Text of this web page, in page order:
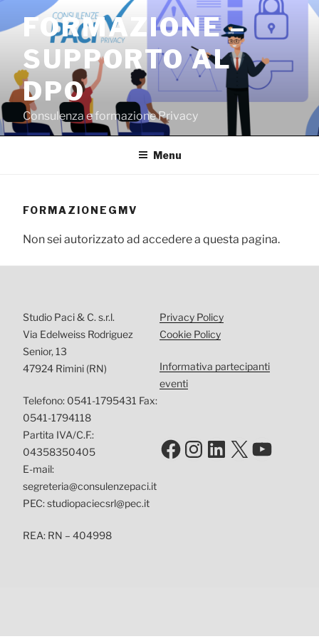
contenuto
FORMAZIONE –
SUPPORTO AL
DPO
Consulenza e formazione Privacy
Menu
FORMAZIONEGMV
Non sei autorizzato ad accedere a questa pagina.
Studio Paci & C. s.r.l.
Via Edelweiss Rodriguez
Senior, 13
47924 Rimini (RN)
Telefono: 0541-1795431 Fax:
0541-1794118
Partita IVA/C.F.:
04358350405
E-mail:
segreteria@consulenzepaci.it
PEC: studiopaciecsrl@pec.it
REA: RN – 404998
Privacy Policy
Cookie Policy
Informativa partecipanti
eventi
Facebook
Instagram
LinkedIn
X